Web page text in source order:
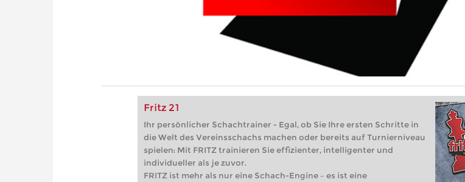
Fritz 21
Ihr persönlicher Schachtrainer - Egal, ob Sie Ihre ersten Schritte in
die Welt des Vereinsschachs machen oder bereits auf Turnierniveau
spielen: Mit FRITZ trainieren Sie effizienter, intelligenter und
individueller als je zuvor.
FRITZ ist mehr als nur eine Schach-Engine – es ist eine